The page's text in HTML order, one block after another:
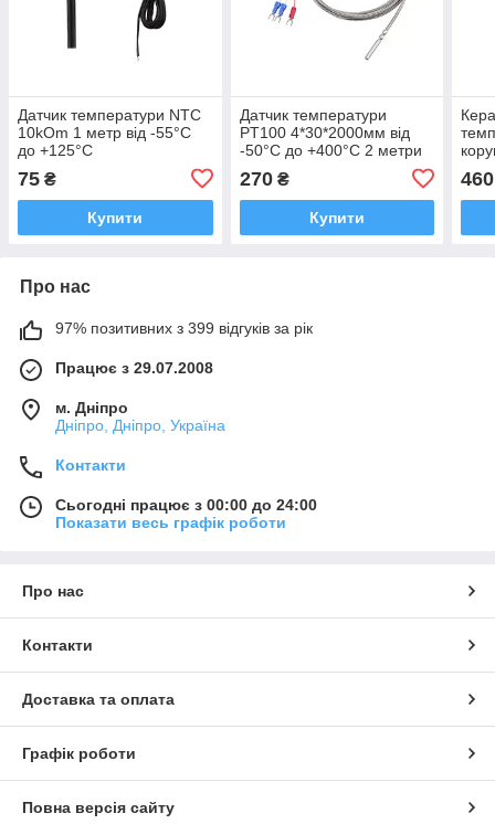
Датчик температури NTC
10kOm 1 метр від -55°C
до +125°C
75 ₴
Купити
Датчик температури
PT100 4*30*2000мм від
-50°C до +400°C 2 метри
270₴
Купити
460
Про нас
97% позитивних з 399 відгуків за рік
Працює з 29.07.2008
м. Дніпро
Дніпро, Дніпро, Україна
Контакти
Сьогодні працює з 00:00 до 24:00
Показати весь графік роботи
Про нас
Контакти
Доставка та оплата
Графік роботи
Повна версія сайту